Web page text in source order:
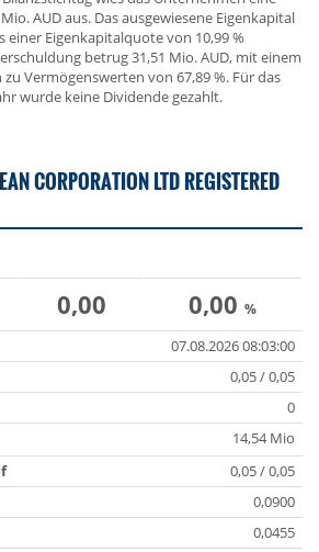
AUD aus. Das ausgewiesene Eigenkapital
einer Eigenkapitalquote von 10,99 %
betrug 31,51 Mio. AUD, mit einem
Vermögenswerten von 67,89 %. Für das
wurde keine Dividende gezahlt.
CORPORATION LTD REGISTERED
0,00 0,00 %
07.08.2026 08:03:00
0,05 / 0,05
0
14,54 Mio
0,05 / 0,05
0,0900
0,0455